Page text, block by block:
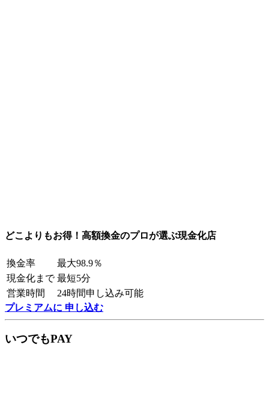
どこよりもお得！高額換金のプロが選ぶ現金化店
換金率
最大98.9％
現金化まで 最短5分
営業時間
24時間申し込み可能
プレミアムに 申し込む
いつでもPAY